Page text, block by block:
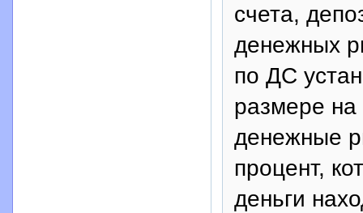
счета,
денежных
по ДС
размере
денежные
процент,
деньги